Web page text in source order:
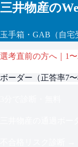
三井物産の
玉手箱・GAB （自宅
選考直前の方へ｜1
ボーダー（正答率7